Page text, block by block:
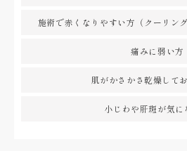
施術で赤くなりやすい方（クーリン
痛みに弱い方
肌がかさかさ乾燥して
小じわや肝斑が気に